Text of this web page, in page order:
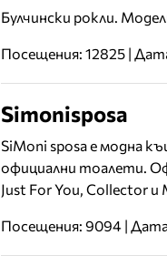
Булчински рокли.
Посещения: 12825 |
Simonisposa
SiMoni sposa е модна
официални тоалети.
Just For You, Collector и
Посещения: 9094 |